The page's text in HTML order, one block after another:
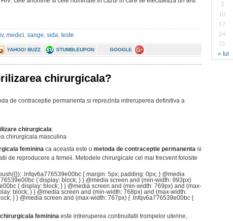
, medici, sange, sida, teste
YAHOO! BUZZ STUMBLEUPON GOOGLE
chirurgicala?
de contraceptie permanenta si reprezinta intreruperea definitiva a
chirurgicala:
chirurgicala masculina
feminina ca aceasta este o metoda de contraceptie permanenta si
de reproducere a femeii. Metodele chirurgicale cel mai frecvent folosite
.lnfqv6a776539e00bc { margin: 5px; padding: 0px; } @media
{ display: block; } } @media screen and (min-width: 993px)
{ display: block; } } @media screen and (min-width: 769px) and (max-
block; } } @media screen and (min-width: 768px) and (max-width:
} } @media screen and (max-width: 767px) { .lnfqv6a776539e00bc {
feminina este intreruperea continuitatii trompelor uterine,
« Iul
3
10
17
24
31